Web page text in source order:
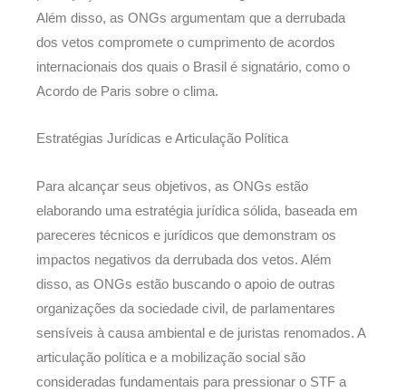
Além disso, as ONGs argumentam que a derrubada
dos vetos compromete o cumprimento de acordos
internacionais dos quais o Brasil é signatário, como o
Acordo de Paris sobre o clima.
Estratégias Jurídicas e Articulação Política
Para alcançar seus objetivos, as ONGs estão
elaborando uma estratégia jurídica sólida, baseada em
pareceres técnicos e jurídicos que demonstram os
impactos negativos da derrubada dos vetos. Além
disso, as ONGs estão buscando o apoio de outras
organizações da sociedade civil, de parlamentares
sensíveis à causa ambiental e de juristas renomados. A
articulação política e a mobilização social são
consideradas fundamentais para pressionar o STF a